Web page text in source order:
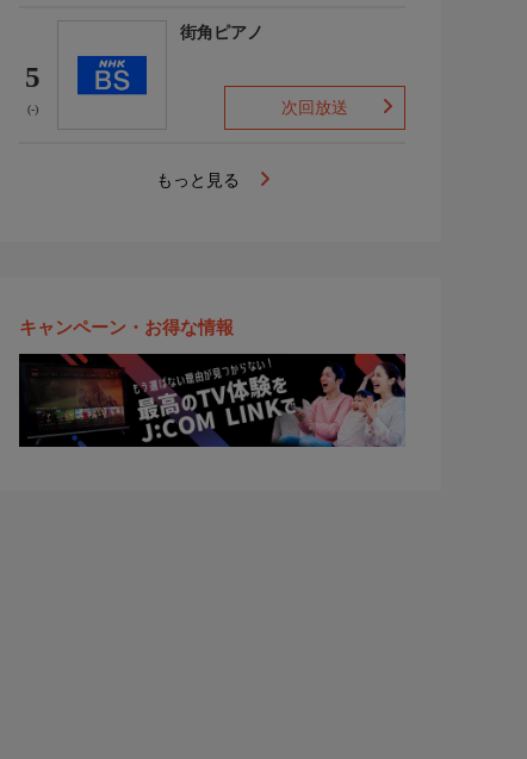
5
(-)
街角ピアノ
次回放送
もっと見る
キャンペーン・お得な情報